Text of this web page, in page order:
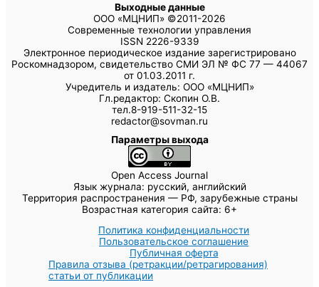
Выходные данные
ООО «МЦНИП» ©2011-2026
Современные технологии управления
ISSN 2226-9339
Электронное периодическое издание зарегистрировано
Роскомнадзором, свидетельство СМИ ЭЛ № ФС 77 — 44067
от 01.03.2011 г.
Учредитель и издатель: ООО «МЦНИП»
Гл.редактор: Скопин О.В.
тел.8-919-511-32-15
redactor@sovman.ru
Параметры выхода
Open Access Journal
Язык журнала: русский, английский
Территория распространения — РФ, зарубежные страны
Возрастная категория сайта: 6+
Политика конфиденциальности
Пользовательское соглашение
Публичная оферта
Правила отзыва (ретракции/ретрагирования)
статьи от публикации